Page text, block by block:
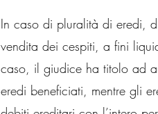
In caso di pluralità di eredi,
vendita dei cespiti, a fini
caso, il giudice ha titolo ad
eredi beneficiati, mentre gli